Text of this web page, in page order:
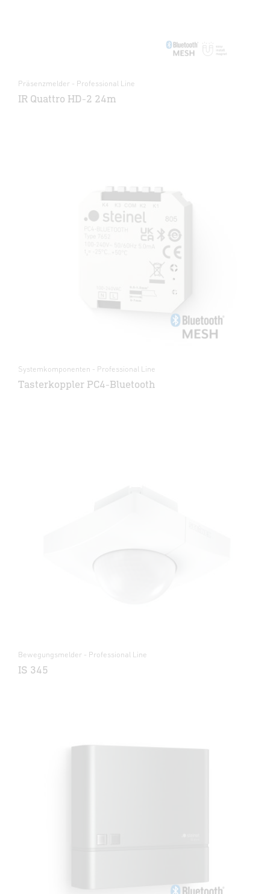
Präsenzmelder - Professional Line
IR Quattro HD-2 24m
Systemkomponenten - Professional Line
Tasterkoppler PC4-Bluetooth
Bewegungsmelder - Professional Line
IS 345